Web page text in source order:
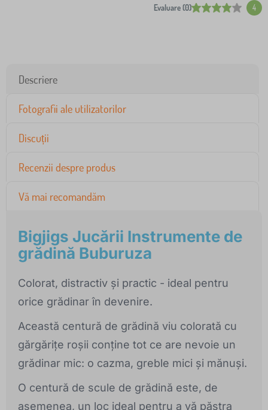
Evaluare (0) 4
Descriere
Fotografii ale utilizatorilor
Discuții
Recenzii despre produs
Vă mai recomandăm
Bigjigs Jucării Instrumente de
grădină Buburuza
Colorat, distractiv și practic - ideal pentru
orice grădinar în devenire.
Această centură de grădină viu colorată cu
gărgărițe roșii conține tot ce are nevoie un
grădinar mic: o cazma, greble mici și mănuși.
O centură de scule de grădină este, de
asemenea, un loc ideal pentru a vă păstra